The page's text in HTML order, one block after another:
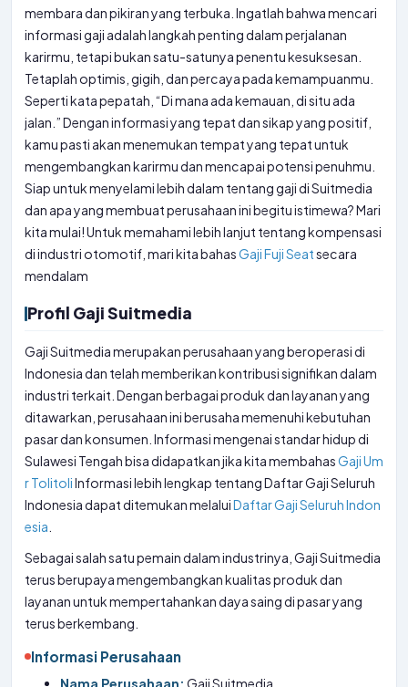
membara dan pikiran yang terbuka. Ingatlah bahwa mencari
informasi gaji adalah langkah penting dalam perjalanan
karirmu, tetapi bukan satu-satunya penentu kesuksesan.
Tetaplah optimis, gigih, dan percaya pada kemampuanmu.
Seperti kata pepatah, “Di mana ada kemauan, di situ ada
jalan.” Dengan informasi yang tepat dan sikap yang positif,
kamu pasti akan menemukan tempat yang tepat untuk
mengembangkan karirmu dan mencapai potensi penuhmu.
Siap untuk menyelami lebih dalam tentang gaji di Suitmedia
dan apa yang membuat perusahaan ini begitu istimewa? Mari
kita mulai! Untuk memahami lebih lanjut tentang kompensasi
di industri otomotif, mari kita bahasGaji Fuji Seatsecara
mendalam
Profil Gaji Suitmedia
Gaji Suitmedia merupakan perusahaan yang beroperasi di
Indonesia dan telah memberikan kontribusi signifikan dalam
industri terkait. Dengan berbagai produk dan layanan yang
ditawarkan, perusahaan ini berusaha memenuhi kebutuhan
pasar dan konsumen. Informasi mengenai standar hidup di
Sulawesi Tengah bisa didapatkan jika kita membahasGaji Um
r TolitoliInformasi lebih lengkap tentang Daftar Gaji Seluruh
Indonesia dapat ditemukan melaluiDaftar Gaji Seluruh Indon
esia
Sebagai salah satu pemain dalam industrinya, Gaji Suitmedia
terus berupaya mengembangkan kualitas produk dan
layanan untuk mempertahankan daya saing di pasar yang
terus berkembang.
Informasi Perusahaan
Nama Perusahaan: Gaji Suitmedia